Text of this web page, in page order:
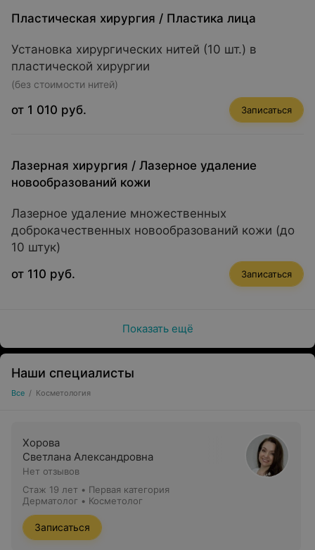
Пластическая хирургия / Пластика лица
Установка хирургических нитей (10 шт.) в
пластической хирургии
(без стоимости нитей)
от 1 010 руб. Записаться
Лазерная хирургия / Лазерное удаление
новообразований кожи
Лазерное удаление множественных
доброкачественных новообразований кожи (до
10 штук)
от 110 руб.
Записаться
Показать ещё
Наши специалисты
Все / Косметология
Хорова
Светлана Александровна
Нет отзывов
Стаж 19 лет • Первая категория
Дерматолог • Косметолог
Записаться